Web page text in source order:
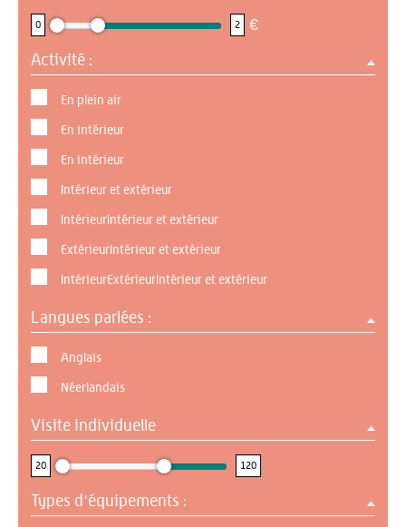
0 2 €
Activité :
En plein air
En intérieur
En intérieur
Intérieur et extérieur
IntérieurIntérieur et extérieur
ExtérieurIntérieur et extérieur
IntérieurExtérieurIntérieur et extérieur
Langues parlées :
Anglais
Néerlandais
Visite individuelle
20 120
Types d'équipements :